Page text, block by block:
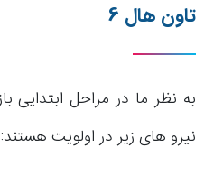
تاون هال 6
نیرو های زیر در اولویت هستند: